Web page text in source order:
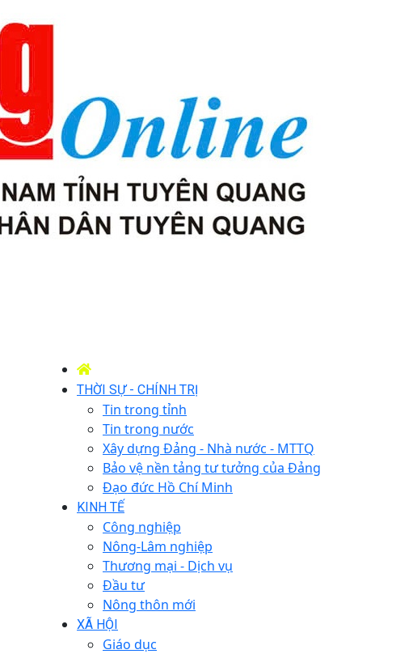
THỜI SỰ - CHÍNH TRỊ
Tin trong tỉnh
Tin trong nước
Xây dựng Đảng - Nhà nước - MTTQ
Bảo vệ nền tảng tư tưởng của Đảng
Đạo đức Hồ Chí Minh
KINH TẾ
Công nghiệp
Nông-Lâm nghiệp
Thương mại - Dịch vụ
Đầu tư
Nông thôn mới
XÃ HỘI
Giáo dục